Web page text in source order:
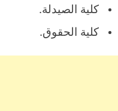
كلية الصيدلة.
كلية الحقوق.